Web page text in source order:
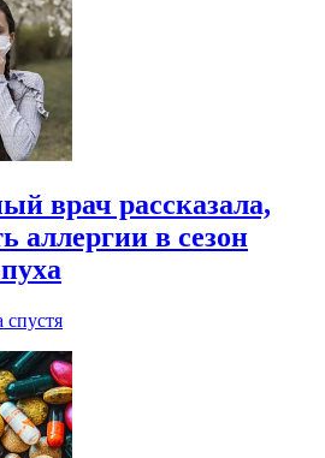
врач рассказала,
аллергии в сезон
спустя